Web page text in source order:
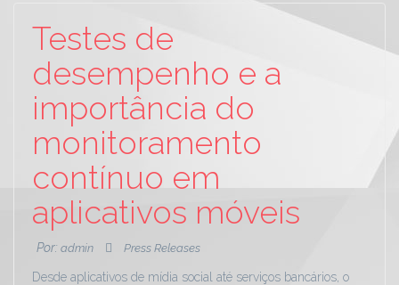
Testes de
desempenho e a
importância do
monitoramento
contínuo em
aplicativos móveis
Por: admin Press Releases
Desde aplicativos de mídia social até serviços bancários, o